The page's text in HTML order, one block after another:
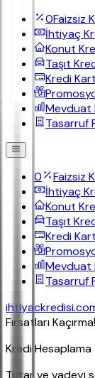
0Faizsiz
İhtiyaç
Konut
Taşıt
Kredi
Mevduat
Tasarruf
0
Faizsiz
İhtiyaç
Konut
Taşıt
Kredi
Mevduat
Tasarruf
Fırsatları Kaçırma!
Kredi Hesaplama